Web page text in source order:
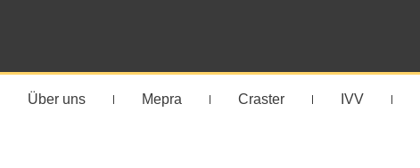
Über uns Mepra Craster IVV